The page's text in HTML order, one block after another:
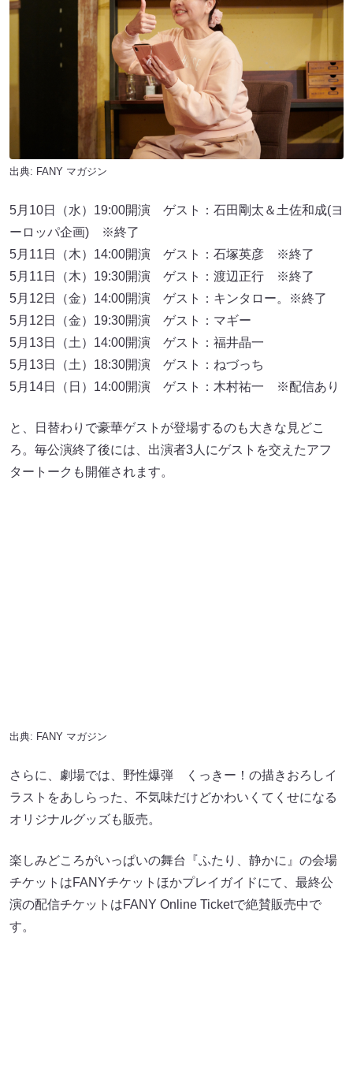
出典: FANY マガジン
5月10日（水）19:00開演 ゲスト：石田剛太＆土佐和成(ヨ
ーロッパ企画) ※終了
5月11日（木）14:00開演 ゲスト：石塚英彦 ※終了
5月11日（木）19:30開演 ゲスト：渡辺正行 ※終了
5月12日（金）14:00開演 ゲスト：キンタロー。※終了
5月12日（金）19:30開演 ゲスト：マギー
5月13日（土）14:00開演 ゲスト：福井晶一
5月13日（土）18:30開演 ゲスト：ねづっち
5月14日（日）14:00開演 ゲスト：木村祐一 ※配信あり
と、日替わりで豪華ゲストが登場するのも大きな見どこ
ろ。毎公演終了後には、出演者3人にゲストを交えたアフ
タートークも開催されます。
出典: FANY マガジン
さらに、劇場では、野性爆弾 くっきー！の描きおろしイ
ラストをあしらった、不気味だけどかわいくてくせになる
オリジナルグッズも販売。
楽しみどころがいっぱいの舞台『ふたり、静かに』の会場
チケットはFANYチケットほかプレイガイドにて、最終公
演の配信チケットはFANY Online Ticketで絶賛販売中で
す。